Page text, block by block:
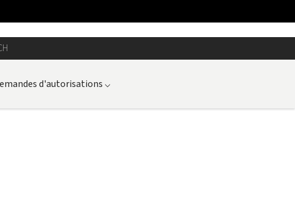
d'autorisations ⌵